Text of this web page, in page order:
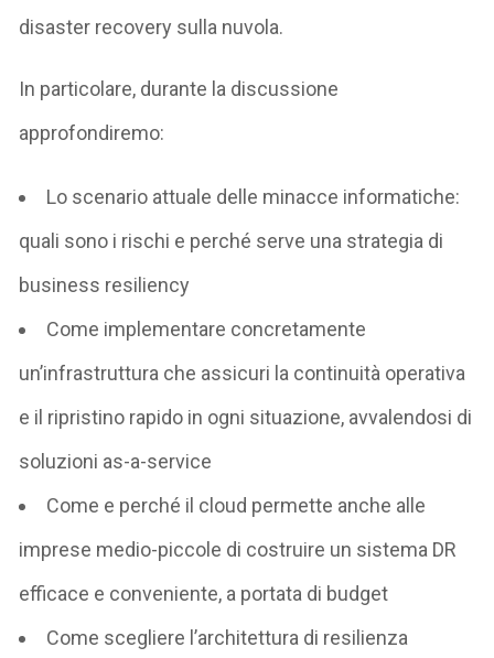
disaster recovery sulla nuvola.
In particolare, durante la discussione
approfondiremo:
Lo scenario attuale delle minacce informatiche:
quali sono i rischi e perché serve una strategia di
business resiliency
Come implementare concretamente
un’infrastruttura che assicuri la continuità operativa
e il ripristino rapido in ogni situazione, avvalendosi di
soluzioni as-a-service
Come e perché il cloud permette anche alle
imprese medio-piccole di costruire un sistema DR
efficace e conveniente, a portata di budget
Come scegliere l’architettura di resilienza